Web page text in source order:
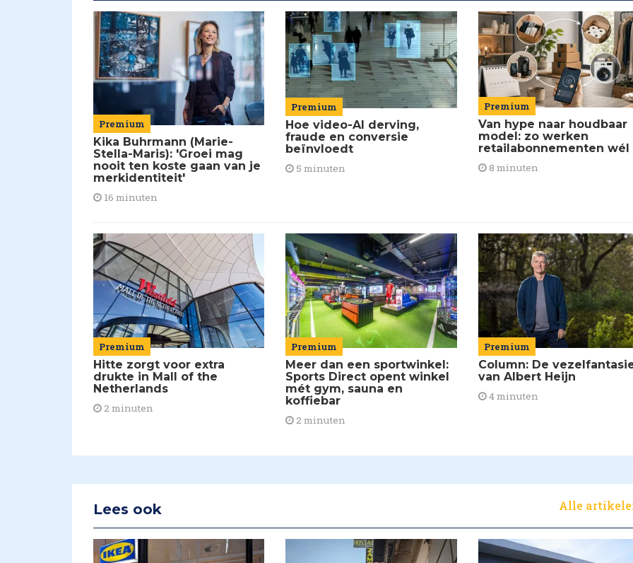
Premium
Kika Buhrmann (Marie-
Stella-Maris): 'Groei mag
nooit ten koste gaan van je
merkidentiteit'
16 minuten
Premium
Hoe video-AI derving,
fraude en conversie
beïnvloedt
5 minuten
Premium
Van hype naar houdbaar
model: zo werken
retailabonnementen wél
8 minuten
Premium
Hitte zorgt voor extra
drukte in Mall of the
Netherlands
2 minuten
Premium
Meer dan een sportwinkel:
Sports Direct opent winkel
mét gym, sauna en
koffiebar
2 minuten
Premium
Column: De
van Albert Heijn
4 minuten
Lees ook Alle